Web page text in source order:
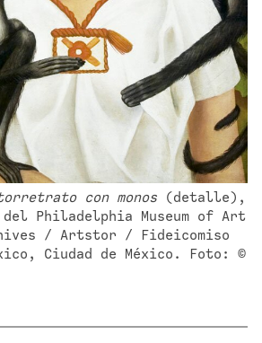
con monos (detalle),
Philadelphia Museum of Art
/ Artstor / Fideicomiso
Ciudad de México. Foto: ©